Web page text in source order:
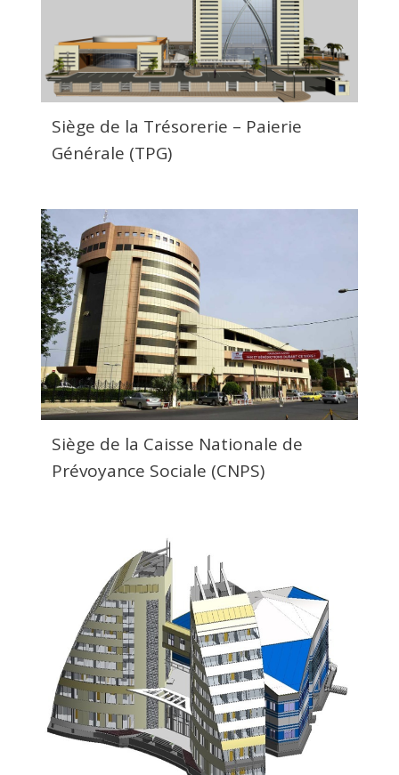
Siège de la Trésorerie – Paierie
Générale (TPG)
Siège de la Caisse Nationale de
Prévoyance Sociale (CNPS)